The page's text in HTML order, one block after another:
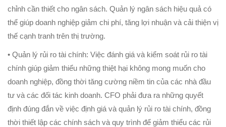
chỉnh cần thiết cho ngân sách. Quản lý ngân sách hiệu quả có
thể giúp doanh nghiệp giảm chi phí, tăng lợi nhuận và cải thiện vị
thế cạnh tranh trên thị trường.
• Quản lý rủi ro tài chính: Việc đánh giá và kiểm soát rủi ro tài
chính giúp giảm thiểu những thiệt hại không mong muốn cho
doanh nghiệp, đồng thời tăng cường niềm tin của các nhà đầu
tư và các đối tác kinh doanh. CFO phải đưa ra những quyết
định đúng đắn về việc định giá và quản lý rủi ro tài chính, đồng
thời thiết lập các chính sách và quy trình để giảm thiểu các rủi